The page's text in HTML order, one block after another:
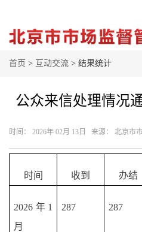
首页 > 互动交流 > 结果统计
公众来信处理情况
时间： 2026年 02月 13日 来源： 北京市
时间 收到 办结
2026年 1
月
287 287